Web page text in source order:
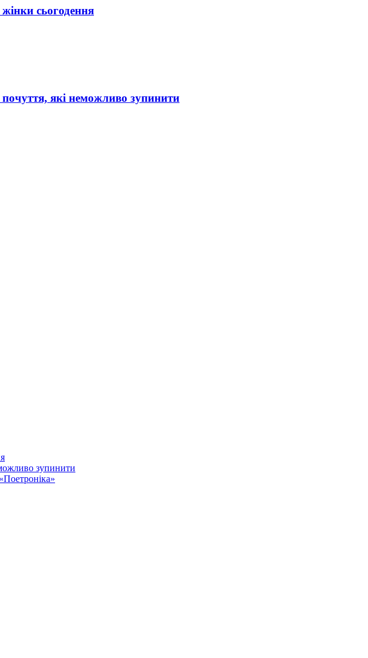
сьогодення
які неможливо зупинити
зупинити